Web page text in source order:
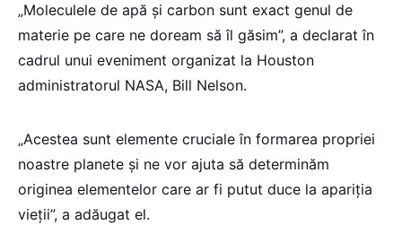
„Moleculele de apă şi carbon sunt exact genul de
materie pe care ne doream să îl găsim”, a declarat în
cadrul unui eveniment organizat la Houston
administratorul NASA, Bill Nelson.
„Acestea sunt elemente cruciale în formarea propriei
noastre planete şi ne vor ajuta să determinăm
originea elementelor care ar fi putut duce la apariţia
vieţii”, a adăugat el.